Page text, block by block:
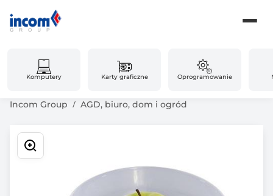
Komputery Karty graficzne Oprogramowanie
Incom Group AGD, biuro, dom i ogród